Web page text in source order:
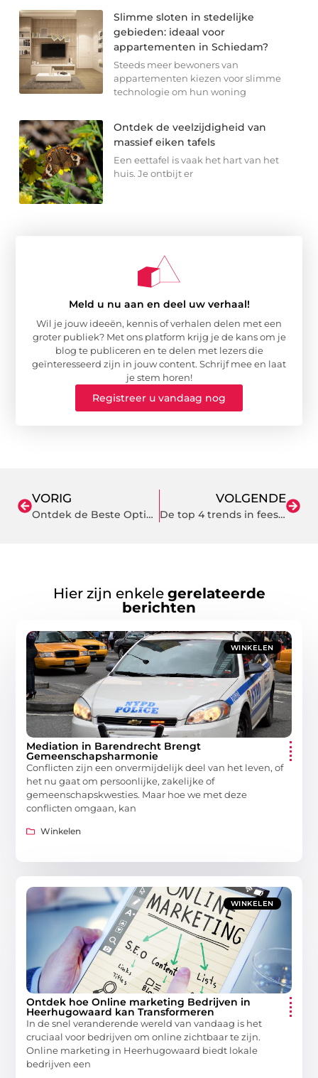
Slimme sloten in stedelijke
gebieden: ideaal voor
appartementen in Schiedam?
Steeds meer bewoners van
appartementen kiezen voor slimme
technologie om hun woning
Ontdek de veelzijdigheid van
massief eiken tafels
Een eettafel is vaak het hart van het
huis. Je ontbijt er
Meld u nu aan en deel uw verhaal!
Wil je jouw ideeën, kennis of verhalen delen met een
groter publiek? Met ons platform krijg je de kans om je
blog te publiceren en te delen met lezers die
geïnteresseerd zijn in jouw content. Schrijf mee en laat
je stem horen!
Registreer u vandaag nog
VORIG
Ontdek de Beste Opticien in Roermond voor Stijlvolle en Gezonde Ogen
VOLGENDE
De top 4 trends in feestdecoratie voor 2025
Hier zijn enkele gerelateerde
berichten
WINKELEN
Mediation in Barendrecht Brengt
Gemeenschapsharmonie
Conflicten zijn een onvermijdelijk deel van het leven, of
het nu gaat om persoonlijke, zakelijke of
gemeenschapskwesties. Maar hoe we met deze
conflicten omgaan, kan
Winkelen
WINKELEN
Ontdek hoe Online marketing Bedrijven in
Heerhugowaard kan Transformeren
In de snel veranderende wereld van vandaag is het
cruciaal voor bedrijven om online zichtbaar te zijn.
Online marketing in Heerhugowaard biedt lokale
bedrijven een